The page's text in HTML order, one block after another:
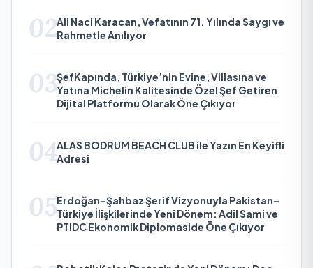
02Ali Naci Karacan, Vefatının 71. Yılında Saygı ve
Rahmetle Anılıyor
03ŞefKapında, Türkiye’nin Evine, Villasına ve
Yatına Michelin Kalitesinde Özel Şef Getiren
Dijital Platformu Olarak Öne Çıkıyor
04ALAS BODRUM BEACH CLUB ile Yazın En Keyifli
Adresi
05Erdoğan–Şahbaz Şerif Vizyonuyla Pakistan–
Türkiye İlişkilerinde Yeni Dönem: Adil Sami ve
PTIDC Ekonomik Diplomaside Öne Çıkıyor